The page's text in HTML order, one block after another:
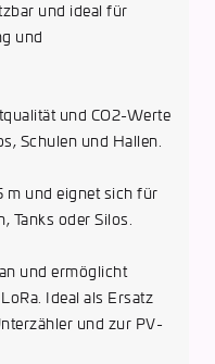
und ideal für
und
und CO2-Werte
Schulen und Hallen.
m und eignet sich für
Tanks oder Silos.
und ermöglicht
Ideal als Ersatz
und zur PV-